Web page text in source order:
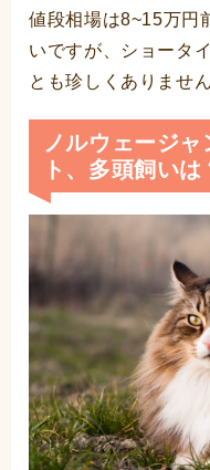
値段相場は8~15万円
いですが、ショータ
とも珍しくありません
ノルウェージ
ト、多頭飼いは